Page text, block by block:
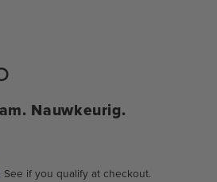
Nauwkeurig.
See if you qualify at checkout.